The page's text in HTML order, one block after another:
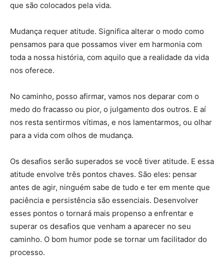
que são colocados pela vida.
Mudança requer atitude. Significa alterar o modo como
pensamos para que possamos viver em harmonia com
toda a nossa história, com aquilo que a realidade da vida
nos oferece.
No caminho, posso afirmar, vamos nos deparar com o
medo do fracasso ou pior, o julgamento dos outros. E aí
nos resta sentirmos vítimas, e nos lamentarmos, ou olhar
para a vida com olhos de mudança.
Os desafios serão superados se você tiver atitude. E essa
atitude envolve três pontos chaves. São eles: pensar
antes de agir, ninguém sabe de tudo e ter em mente que
paciência e persistência são essenciais. Desenvolver
esses pontos o tornará mais propenso a enfrentar e
superar os desafios que venham a aparecer no seu
caminho. O bom humor pode se tornar um facilitador do
processo.